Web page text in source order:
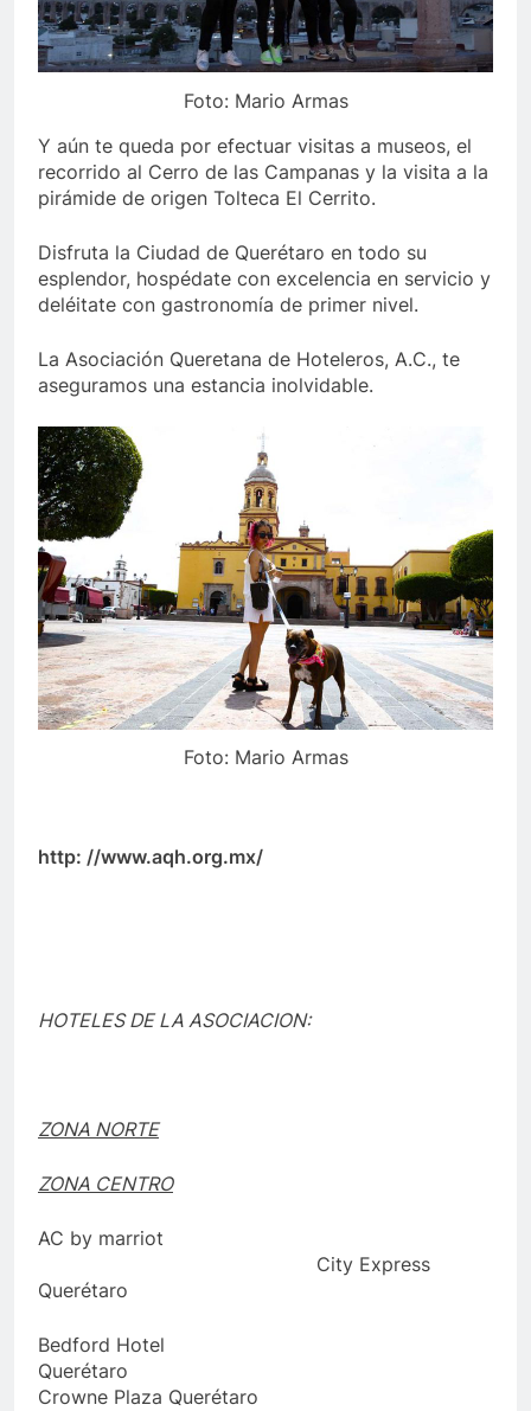
Foto: Mario Armas
Y aún te queda por efectuar visitas a museos, el
recorrido al Cerro de las Campanas y la visita a la
pirámide de origen Tolteca El Cerrito.
Disfruta la Ciudad de Querétaro en todo su
esplendor, hospédate con excelencia en servicio y
deléitate con gastronomía de primer nivel.
La Asociación Queretana de Hoteleros, A.C., te
aseguramos una estancia inolvidable.
Foto: Mario Armas
http: //www.aqh.org.mx/
HOTELES DE LA ASOCIACION:
ZONA NORTE
ZONA CENTRO
AC by marriot
City Express
Querétaro
Bedford Hotel
Querétaro
Crowne Plaza Querétaro